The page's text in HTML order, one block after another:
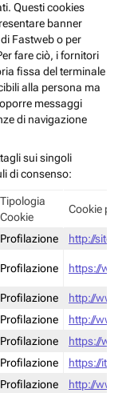
Questi cookies
banner
Fastweb o per
fare ciò, i fornitori
fissa del terminale
alla persona ma
messaggi
di navigazione
sui singoli
di consenso:
Tipologia
Cookie
Cookie
Profilazione http://
Profilazione https://
Profilazione
http://
Profilazione
http://
Profilazione
https://
Profilazione
https://it-
Profilazione
http://